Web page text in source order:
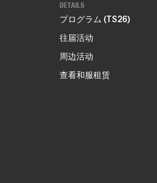
DETAILS
プログラム (TS26)
往届活动
周边活动
查看和服租赁